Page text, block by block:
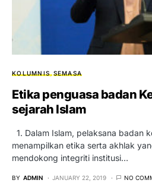
KOLUMNIS SEMASA
Etika penguasa badan
sejarah Islam
1. Dalam Islam, pelaksana badan
menampilkan etika serta akhlak
mendokong integriti institusi…
BY ADMIN JANUARY 22, 2019 NO